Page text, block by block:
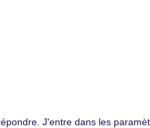
J'entre dans les